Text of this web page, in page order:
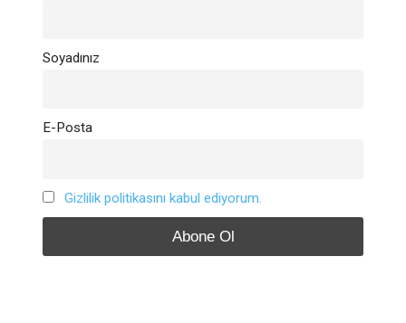
Soyadınız
E-Posta
Gizlilik politikasını kabul ediyorum.